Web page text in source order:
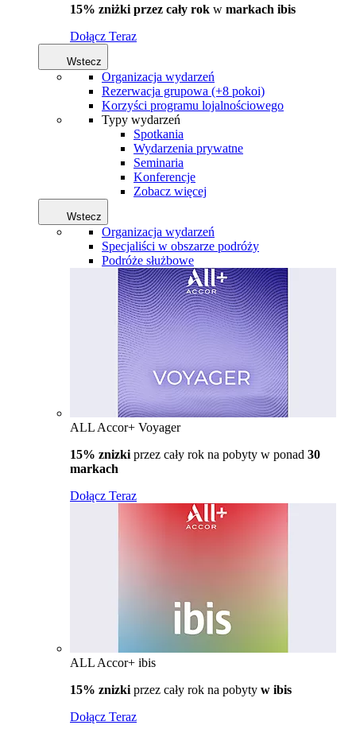
15% zniżki przez cały rok w markach ibis
Dołącz Teraz
Wstecz
Organizacja wydarzeń
Rezerwacja grupowa (+8 pokoi)
Korzyści programu lojalnościowego
Typy wydarzeń
Spotkania
Wydarzenia prywatne
Seminaria
Konferencje
Zobacz więcej
Wstecz
Organizacja wydarzeń
Specjaliści w obszarze podróży
Podróże służbowe
ALL Accor+ Voyager
15% znizki przez cały rok na pobyty w ponad 30
markach
Dołącz Teraz
ALL Accor+ ibis
15% znizki przez cały rok na pobyty w ibis
Dołącz Teraz